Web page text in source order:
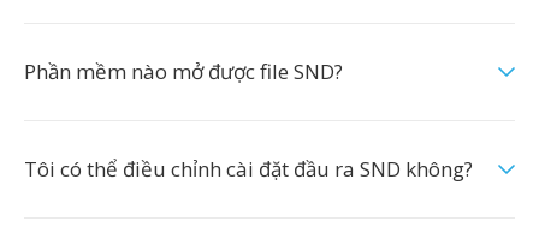
Phần mềm nào mở được file SND?
Tôi có thể điều chỉnh cài đặt đầu ra SND không?